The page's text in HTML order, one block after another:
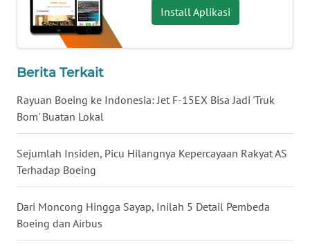
Install Aplikasi
Berita Terkait
Rayuan Boeing ke Indonesia: Jet F-15EX Bisa Jadi 'Truk
Bom' Buatan Lokal
Sejumlah Insiden, Picu Hilangnya Kepercayaan Rakyat AS
Terhadap Boeing
Dari Moncong Hingga Sayap, Inilah 5 Detail Pembeda
Boeing dan Airbus
WN
NUSANTARA
WN
WN
JATIM
WN
BALI
WN
KALBAR